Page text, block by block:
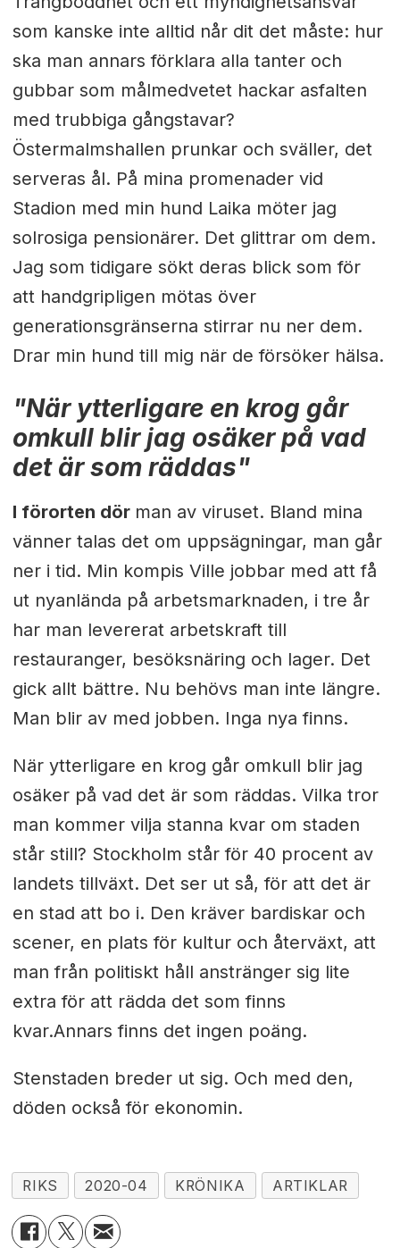
som kanske inte alltid når dit det måste: hur
ska man annars förklara alla tanter och
gubbar som målmedvetet hackar asfalten
med trubbiga gångstavar?
Östermalmshallen prunkar och sväller, det
serveras ål. På mina promenader vid
Stadion med min hund Laika möter jag
solrosiga pensionärer. Det glittrar om dem.
Jag som tidigare sökt deras blick som för
att handgripligen mötas över
generationsgränserna stirrar nu ner dem.
Drar min hund till mig när de försöker hälsa.
"När ytterligare en krog går
omkull blir jag osäker på vad
det är som räddas"
I förorten dör man av viruset. Bland mina
vänner talas det om uppsägningar, man går
ner i tid. Min kompis Ville jobbar med att få
ut nyanlända på arbetsmarknaden, i tre år
har man levererat arbetskraft till
restauranger, besöksnäring och lager. Det
gick allt bättre. Nu behövs man inte längre.
Man blir av med jobben. Inga nya finns.
När ytterligare en krog går omkull blir jag
osäker på vad det är som räddas. Vilka tror
man kommer vilja stanna kvar om staden
står still? Stockholm står för 40 procent av
landets tillväxt. Det ser ut så, för att det är
en stad att bo i. Den kräver bardiskar och
scener, en plats för kultur och återväxt, att
man från politiskt håll anstränger sig lite
extra för att rädda det som finns
kvar.Annars finns det ingen poäng.
Stenstaden breder ut sig. Och med den,
döden också för ekonomin.
RIKS 2020-04 KRÖNIKA ARTIKLAR